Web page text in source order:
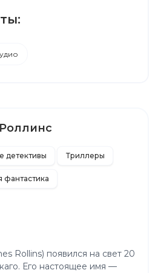
детективы Триллеры
фантастика
Rollins) появился на свет 20
Его настоящее имя —